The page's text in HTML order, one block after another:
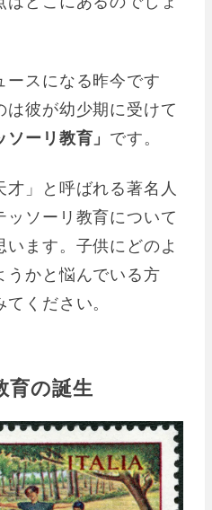
スになる昨今です
彼が幼少期に受けて
ソーリ教育」 です。
」と呼ばれる著名人
ッソーリ教育について
ます。子供にどのよ
うかと悩んでいる方
ください。
育の誕生